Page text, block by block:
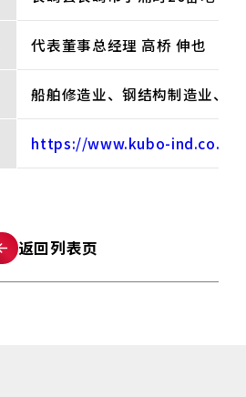
代表董事总经理 高桥 伸也
船舶修造业、钢结构制造业、
https://www.kubo-ind.co.jp
返回列表页​